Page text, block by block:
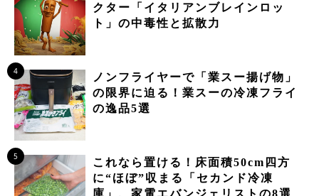
クター「イタリアンブレインロッ
ト」の中毒性と拡散力
4
ノンフライヤーで「業スー揚げ物」
の限界に迫る！業スーの冷凍フライ
の逸品5選
5
これなら置ける！床面積50cm四方
に“ほぼ”収まる「セカンド冷凍
庫」、家電エバンジェリストの8選